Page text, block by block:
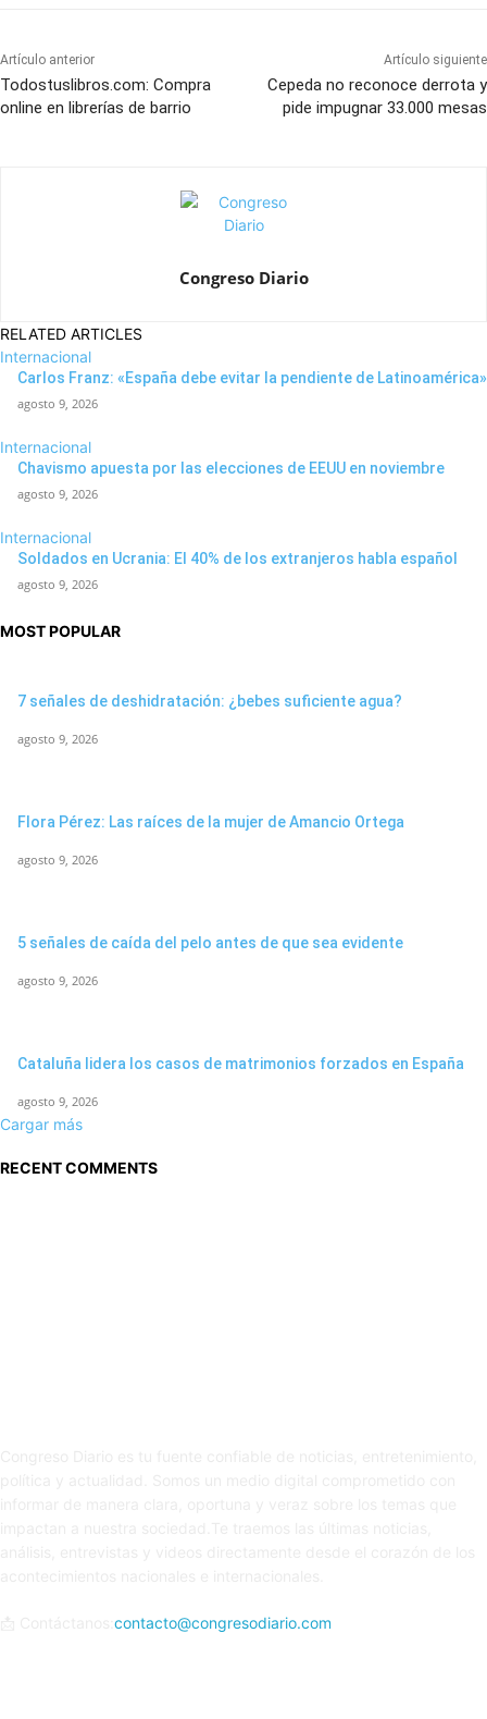
Artículo anterior
Todostuslibros.com: Compra
online en librerías de barrio
Artículo siguiente
Cepeda no reconoce derrota y
pide impugnar 33.000 mesas
Congreso Diario
RELATED ARTICLES
Internacional
Carlos Franz: «España debe evitar la pendiente de Latinoamérica»
agosto 9, 2026
Internacional
Chavismo apuesta por las elecciones de EEUU en noviembre
agosto 9, 2026
Internacional
Soldados en Ucrania: El 40% de los extranjeros habla español
agosto 9, 2026
MOST POPULAR
7 señales de deshidratación: ¿bebes suficiente agua?
agosto 9, 2026
Flora Pérez: Las raíces de la mujer de Amancio Ortega
agosto 9, 2026
5 señales de caída del pelo antes de que sea evidente
agosto 9, 2026
Cataluña lidera los casos de matrimonios forzados en España
agosto 9, 2026
Cargar más
RECENT COMMENTS
contacto@congresodiario.com